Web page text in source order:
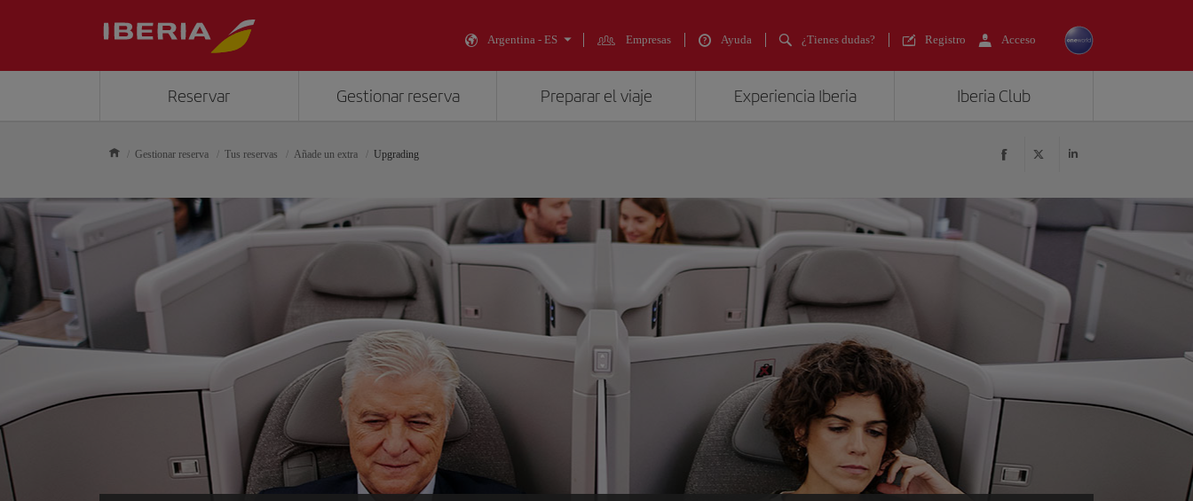
Argentina - ES Empresas Ayuda ¿Tienes dudas? Registro Acceso
Reservar Gestionar reserva Preparar el viaje Experiencia Iberia Iberia Club
Gestionar reserva Tus reservas Añade un extra Upgrading